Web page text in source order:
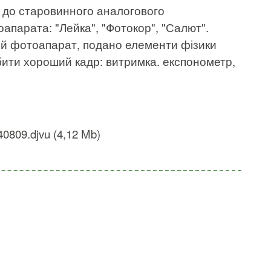
до старовинного аналогового
"Лейка", "Фотокор", "Салют".
фотоапарат, подано елементи фізики
хороший кадр: витримка. експонометр,
(4,12 Mb)